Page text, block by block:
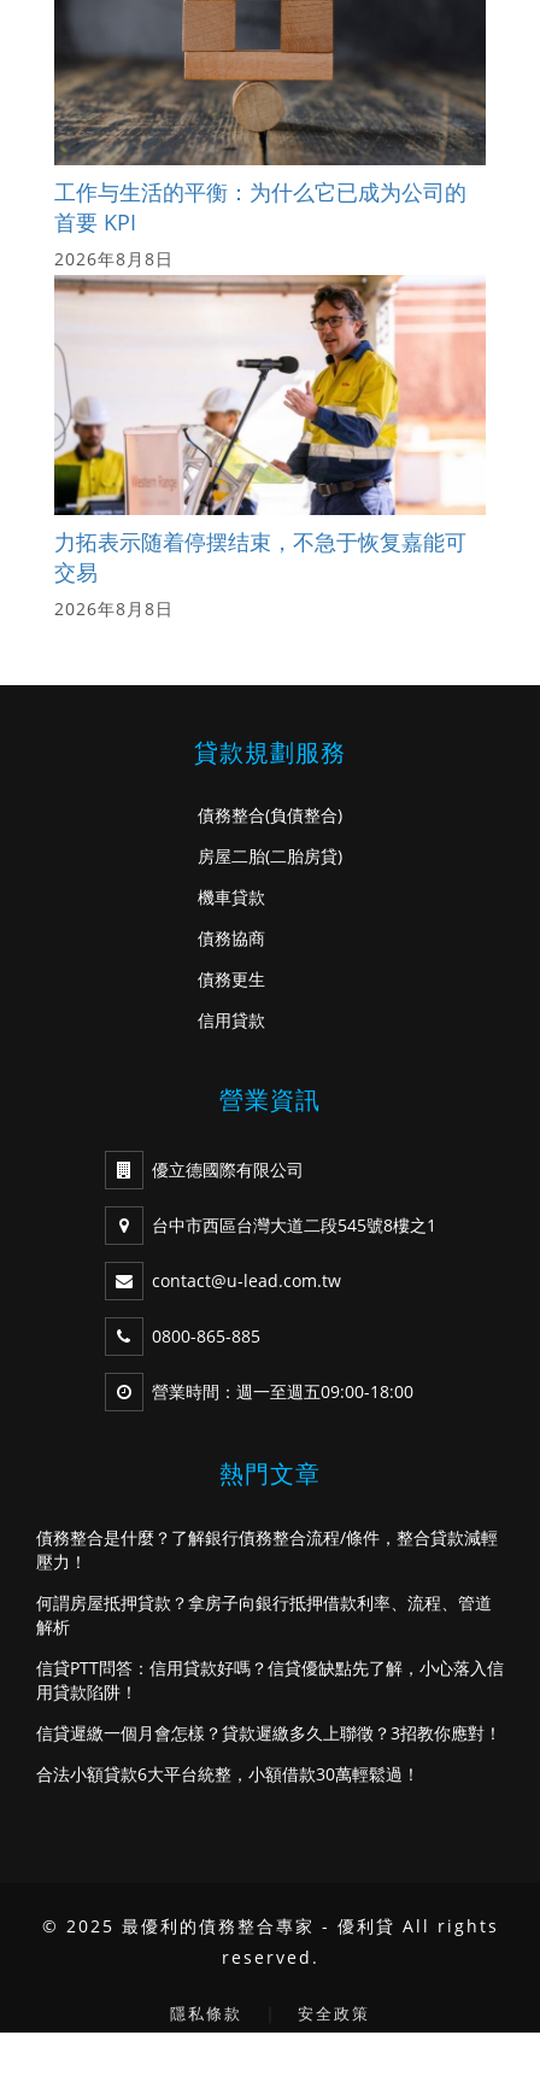
工作与生活的平衡：为什么它已成为公司的
首要 KPI
2026年8月8日
力拓表示随着停摆结束，不急于恢复嘉能可
交易
2026年8月8日
貸款規劃服務
債務整合(負債整合)
房屋二胎(二胎房貸)
機車貸款
債務協商
債務更生
信用貸款
營業資訊
優立德國際有限公司
台中市西區台灣大道二段545號8樓之1
contact@u-lead.com.tw
0800-865-885
營業時間：週一至週五09:00-18:00
熱門文章
債務整合是什麼？了解銀行債務整合流程/條件，整合貸款減輕
壓力！
何謂房屋抵押貸款？拿房子向銀行抵押借款利率、流程、管道
解析
信貸PTT問答：信用貸款好嗎？信貸優缺點先了解，小心落入信
用貸款陷阱！
信貸遲繳一個月會怎樣？貸款遲繳多久上聯徵？3招教你應對！
合法小額貸款6大平台統整，小額借款30萬輕鬆過！
© 2025 最優利的債務整合專家 - 優利貸 All rights
reserved.
隱私條款 安全政策